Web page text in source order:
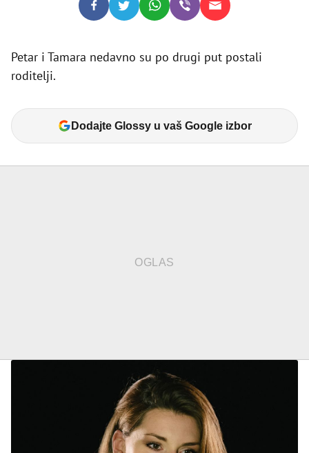
Petar i Tamara nedavno su po drugi put postali
roditelji.
Dodajte Glossy u vaš Google izbor